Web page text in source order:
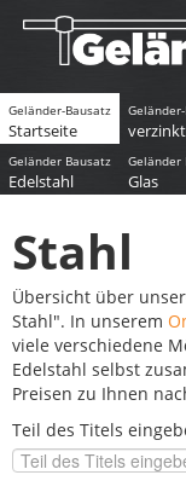
Geländer-Bausatz
Startseite verzinkt
Geländer Bausatz
Edelstahl
Geländer
Glas
Stahl
Übersicht über
Stahl". In unserem
viele verschiedene
Edelstahl selbst
Preisen zu Ihnen
Teil des Titels